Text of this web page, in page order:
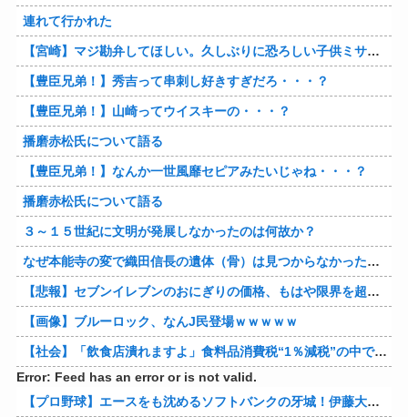
連れて行かれた
【宮崎】マジ勘弁してほしい。久しぶりに恐ろしい子供ミサイルを見た。
【豊臣兄弟！】秀吉って串刺し好きすぎだろ・・・？
【豊臣兄弟！】山崎ってウイスキーの・・・？
播磨赤松氏について語る
【豊臣兄弟！】なんか一世風靡セピアみたいじゃね・・・？
播磨赤松氏について語る
３～１５世紀に文明が発展しなかったのは何故か？
なぜ本能寺の変で織田信長の遺体（骨）は見つからなかったのか
【悲報】セブンイレブンのおにぎりの価格、もはや限界を超える
【画像】ブルーロック、なんJ民登場ｗｗｗｗｗ
【社会】「飲食店潰れますよ」食料品消費税“1％減税”の中で上がる懸念 外食は10％で“9％”差に…一方で対象の弁当店でも悲痛な声「値下げできない…」
Error: Feed has an error or is not valid.
【プロ野球】エースをも沈めるソフトバンクの牙城！伊藤大海の対ホークス防御率から見るパリーグの厳しさ